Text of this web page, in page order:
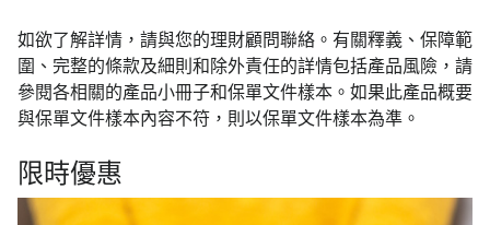
如欲了解詳情，請與您的理財顧問聯絡。有關釋義、保障範
圍、完整的條款及細則和除外責任的詳情包括產品風險，請
參閱各相關的產品小冊子和保單文件樣本。如果此產品概要
與保單文件樣本內容不符，則以保單文件樣本為準。
限時優惠